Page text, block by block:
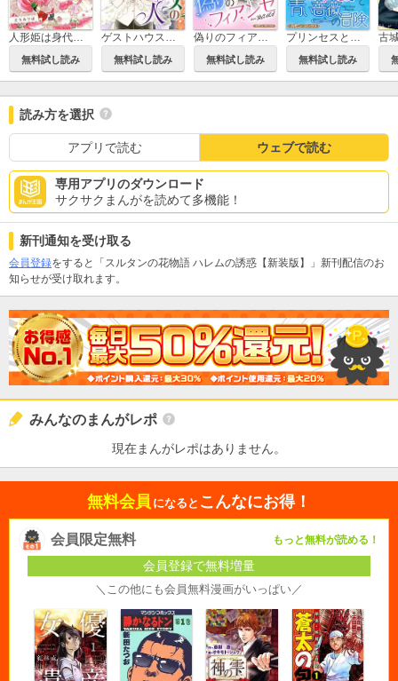
人形姫は身代わりに氷の王子の元へ嫁ぐ
無料試し読み
ゲストハウスの恋人【新装版】
無料試し読み
偽りのフィアンセ in ROMA【新装版】
無料試し読み
プリンセスと青い薔薇の冒険【新装版】
無料試し読み
読み方を選択
アプリで読む ウェブで読む
専用アプリのダウンロード
サクサクまんがを読めて多機能！
新刊通知を受け取る
会員登録をすると「スルタンの花物語 ハレムの誘惑【新装版】」新刊配信のお
知らせが受け取れます。
みんなのまんがレポ
現在まんがレポはありません。
無料会員 になると こんなにお得！
会員限定無料 もっと無料が読める！
会員登録で無料増量
＼この他にも会員無料漫画がいっぱい／